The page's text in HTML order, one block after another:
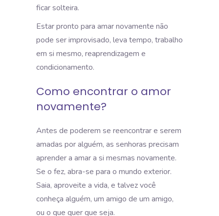
ficar solteira.
Estar pronto para amar novamente não
pode ser improvisado, leva tempo, trabalho
em si mesmo, reaprendizagem e
condicionamento.
Como encontrar o amor
novamente?
Antes de poderem se reencontrar e serem
amadas por alguém, as senhoras precisam
aprender a amar a si mesmas novamente.
Se o fez, abra-se para o mundo exterior.
Saia, aproveite a vida, e talvez você
conheça alguém, um amigo de um amigo,
ou o que quer que seja.